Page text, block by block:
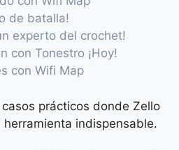
de batalla!
experto del crochet!
con Tonestro ¡Hoy!
con Wifi Map
prácticos donde Zello
indispensable.